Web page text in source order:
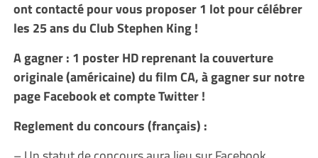
ont contacté pour vous proposer 1 lot pour célébrer
les 25 ans du Club Stephen King !
A gagner : 1 poster HD reprenant la couverture
originale (américaine) du film CA, à gagner sur notre
page Facebook et compte Twitter !
Reglement du concours (français) :